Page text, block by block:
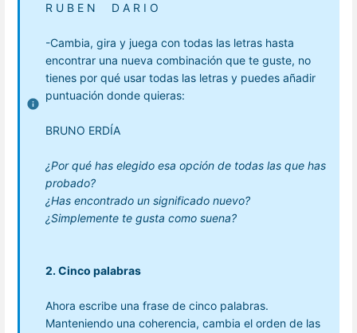
R U B E N D A R I O
-Cambia, gira y juega con todas las letras hasta
encontrar una nueva combinación que te guste, no
tienes por qué usar todas las letras y puedes añadir
puntuación donde quieras:
BRUNO ERDÍA
¿Por qué has elegido esa opción de todas las que has
probado?
¿Has encontrado un significado nuevo?
¿Simplemente te gusta como suena?
2. Cinco palabras
Ahora escribe una frase de cinco palabras.
Manteniendo una coherencia, cambia el orden de las